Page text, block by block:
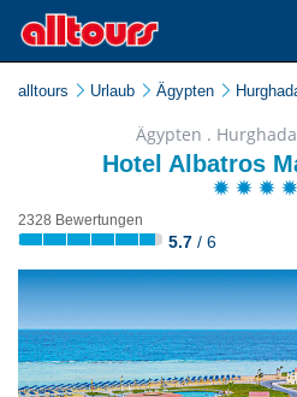
alltours Urlaub Ägypten
Ägypten .
Hotel Albatros
2328 Bewertungen
5.7 / 6